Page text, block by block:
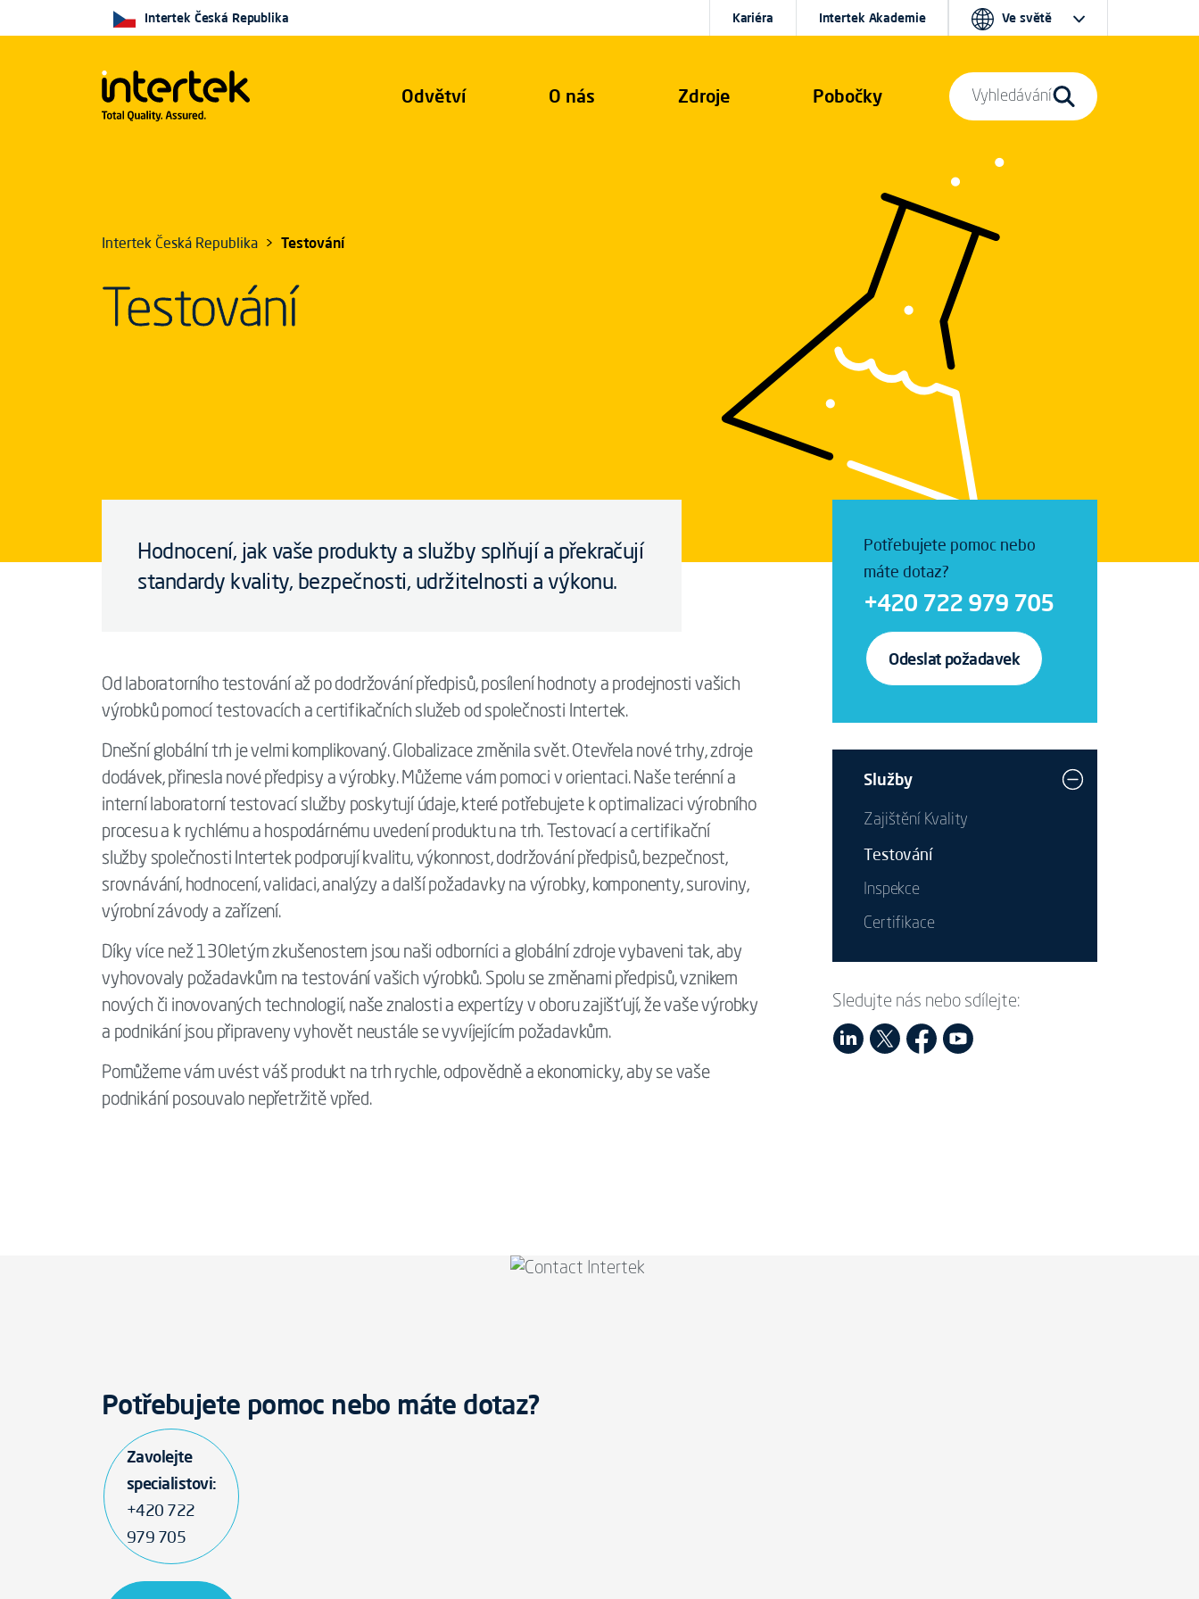
Odvětví O nás Zdroje Pobočky
Intertek Česká Republika Kariéra Intertek Akademie Ve světě
Vyhledávání
Intertek Česká Republika Testování
Testování
Hodnocení, jak vaše produkty a služby splňují a překračují
standardy kvality, bezpečnosti, udržitelnosti a výkonu.
Od laboratorního testování až po dodržování předpisů, posílení hodnoty a prodejnosti vašich
výrobků pomocí testovacích a certifikačních služeb od společnosti Intertek.
Dnešní globální trh je velmi komplikovaný. Globalizace změnila svět. Otevřela nové trhy, zdroje
dodávek, přinesla nové předpisy a výrobky. Můžeme vám pomoci v orientaci. Naše terénní a
interní laboratorní testovací služby poskytují údaje, které potřebujete k optimalizaci výrobního
procesu a k rychlému a hospodárnému uvedení produktu na trh. Testovací a certifikační
služby společnosti Intertek podporují kvalitu, výkonnost, dodržování předpisů, bezpečnost,
srovnávání, hodnocení, validaci, analýzy a další požadavky na výrobky, komponenty, suroviny,
výrobní závody a zařízení.
Díky více než 130letým zkušenostem jsou naši odborníci a globální zdroje vybaveni tak, aby
vyhovovaly požadavkům na testování vašich výrobků. Spolu se změnami předpisů, vznikem
nových či inovovaných technologií, naše znalosti a expertízy v oboru zajišťují, že vaše výrobky
a podnikání jsou připraveny vyhovět neustále se vyvíjejícím požadavkům.
Pomůžeme vám uvést váš produkt na trh rychle, odpovědně a ekonomicky, aby se vaše
podnikání posouvalo nepřetržitě vpřed.
Potřebujete pomoc nebo
máte dotaz?
+420 722 979 705
Odeslat požadavek
Služby
Zajištění Kvality
Testování
Inspekce
Certifikace
Sledujte nás nebo sdílejte:
Potřebujete pomoc nebo máte dotaz?
Zavolejte
specialistovi:
+420 722
979 705